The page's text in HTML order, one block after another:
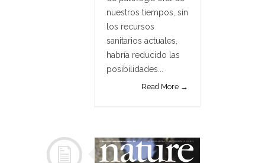
nuestros tiempos, sin
los recursos
sanitarios actuales,
habría reducido las
posibilidades...
Read More →